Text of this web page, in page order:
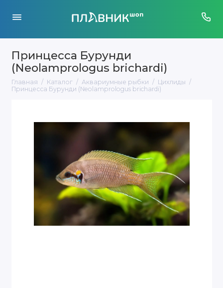
Принцесса Бурунди
(Neolamprologus brichardi)
Главная Каталог Аквариумные рыбки
Цихлиды
Принцесса Бурунди (Neolamprologus brichardi)